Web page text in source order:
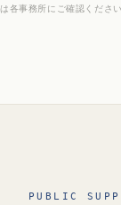
は各事務所にご確認ください
PUBLIC